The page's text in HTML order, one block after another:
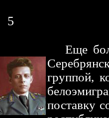
5
Еще
группой,
поставку